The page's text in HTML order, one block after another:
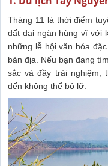
Tháng 11 là thời điểm
đất đại ngàn hùng vĩ với
những lễ hội văn hóa
bản địa. Nếu bạn đang
sắc và đầy trải nghiệm,
đến không thể bỏ lỡ.